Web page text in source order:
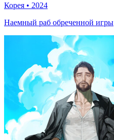
Корея • 2024
Наемный раб обреченной игры